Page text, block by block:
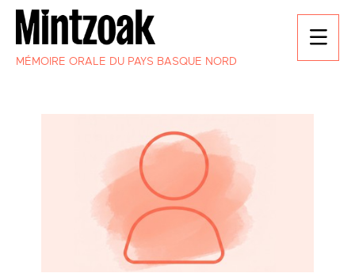
MÉMOIRE ORALE DU PAYS BASQUE NORD